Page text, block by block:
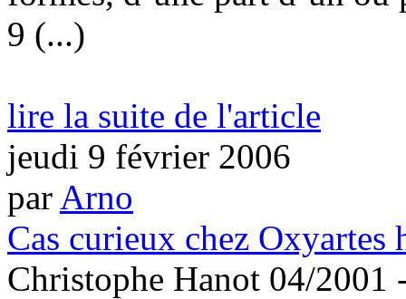
9 (...)
lire la suite de l'article
jeudi 9 février 2006
par Arno
Cas curieux chez Oxyartes
Christophe Hanot 04/2001